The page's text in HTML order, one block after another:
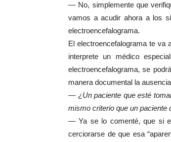
— No, simplemente que
vamos a acudir ahora a los
electroencefalograma.
El electroencefalograma te va
interprete un médico
electroencefalograma, se
manera documental la
— ¿Un paciente que esté
mismo criterio que un paciente
— Ya se lo comenté, que si
cerciorarse de que esa